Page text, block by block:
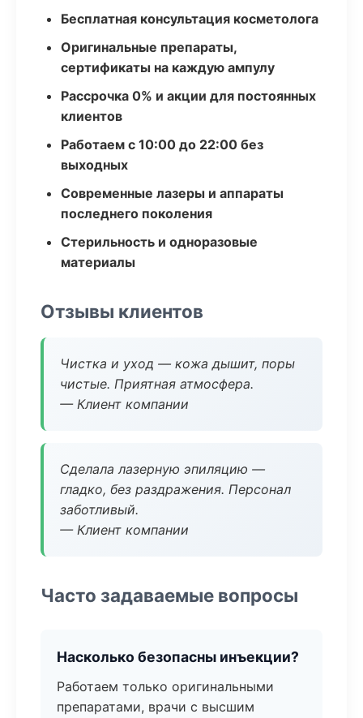
Бесплатная консультация косметолога
Оригинальные препараты,
сертификаты на каждую ампулу
Рассрочка 0% и акции для постоянных
клиентов
Работаем с 10:00 до 22:00 без
выходных
Современные лазеры и аппараты
последнего поколения
Стерильность и одноразовые
материалы
Отзывы клиентов
Чистка и уход — кожа дышит, поры
чистые. Приятная атмосфера.
— Клиент компании
Сделала лазерную эпиляцию —
гладко, без раздражения. Персонал
заботливый.
— Клиент компании
Часто задаваемые вопросы
Насколько безопасны инъекции?
Работаем только оригинальными
препаратами, врачи с высшим